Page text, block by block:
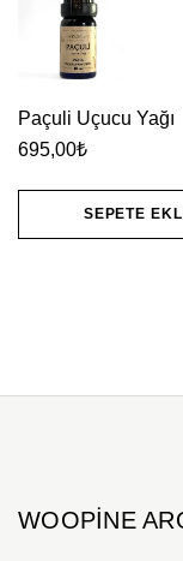
Paçuli Uçucu Yağı
695,00₺
SEPETE
WOOPINE